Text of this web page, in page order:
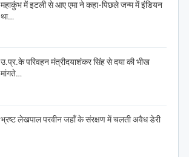
महाकुंभ में इटली से आए एमा ने कहा-पिछले जन्म में इंडियन
था…
उ.प्र.के परिवहन मंत्रीदयाशंकर सिंह से दया की भीख
मांगते…
भ्रष्ट लेखपाल परवीन जहाँ के संरक्षण में चलती अवैध डेरी